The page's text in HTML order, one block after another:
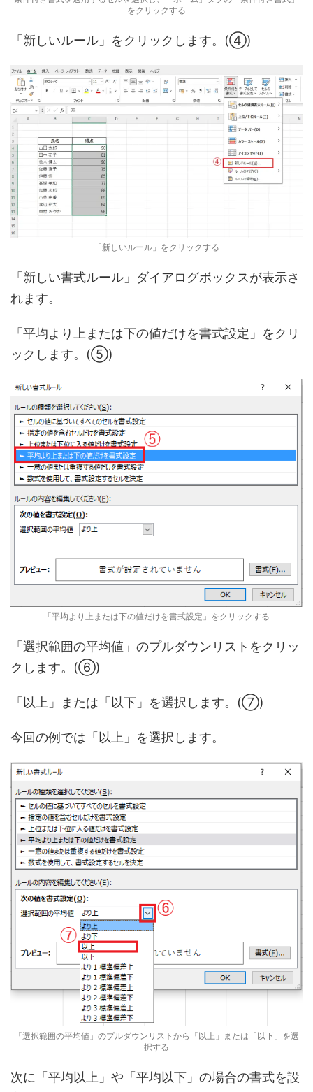
をクリックする
「新しいルール」をクリックします。(④)
「新しいルール」をクリックする
「新しい書式ルール」ダイアログボックスが表示さ
れます。
「平均より上または下の値だけを書式設定」をクリ
ックします。(⑤)
「平均より上または下の値だけを書式設定」をクリックする
「選択範囲の平均値」のプルダウンリストをクリッ
クします。(⑥)
「以上」または「以下」を選択します。(⑦)
今回の例では「以上」を選択します。
「選択範囲の平均値」のプルダウンリストから「以上」または「以下」を選
択する
次に「平均以上」や「平均以下」の場合の書式を設